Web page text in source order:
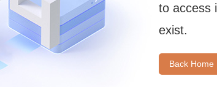
to access
exist.
Back Home